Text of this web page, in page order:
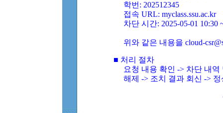
학번: 202512345
접속 URL: myclass.ssu.ac.kr
차단 시간: 2025-05-01 10:30
위와 같은 내용을 cloud-
■ 처리 절차
요청 내용 확인 -> 차단 내
해제 -> 조치 결과 회신 ->